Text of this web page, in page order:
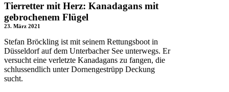
Tierretter mit Herz: Kanadagans mit
gebrochenem Flügel
23. März 2021
Stefan Bröckling ist mit seinem Rettungsboot in
Düsseldorf auf dem Unterbacher See unterwegs. Er
versucht eine verletzte Kanadagans zu fangen, die
schlussendlich unter Dornengestrüpp Deckung
sucht.